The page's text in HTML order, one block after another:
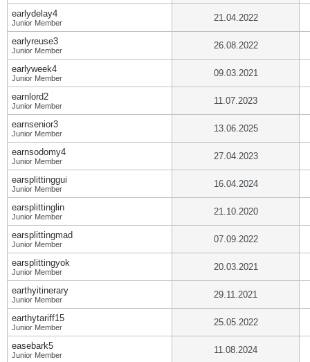
earlydelay4
Junior Member 21.04.2022
earlyreuse3
Junior Member 26.08.2022
earlyweek4
Junior Member 09.03.2021
earnlord2
Junior Member 11.07.2023
earnsenior3
Junior Member 13.06.2025
earnsodomy4
Junior Member 27.04.2023
earsplittinggui
Junior Member 16.04.2024
earsplittinglin
Junior Member 21.10.2020
earsplittingmad
Junior Member 07.09.2022
earsplittingyok
Junior Member 20.03.2021
earthyitinerary
Junior Member 29.11.2021
earthytariff15
Junior Member 25.05.2022
easebark5
Junior Member 11.08.2024